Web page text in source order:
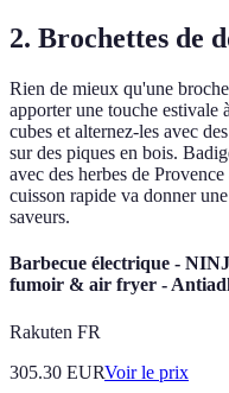
2. Brochettes de
Rien de mieux qu'une
apporter une touche estivale
cubes et alternez-les avec
sur des piques en bois.
avec des herbes de
cuisson rapide va donner
saveurs.
Barbecue électrique -
fumoir & air fryer -
Rakuten FR
305.30 EURVoir le prix